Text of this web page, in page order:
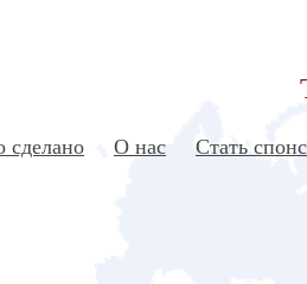
сделано О нас Стать